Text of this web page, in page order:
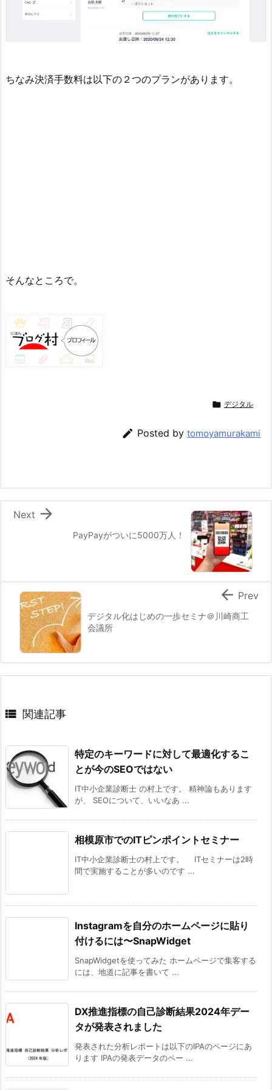
ちなみ決済手数料は以下の２つのプランがあります。
そんなところで。
 デジタル
 Posted by tomoyamurakami
PayPayがついに5000万人！

Next
デジタル化はじめの一歩セミナ＠川崎商工
会議所
 Prev
 関連記事
特定のキーワードに対して最適化するこ
とが今のSEOではない
IT中小企業診断士 の村上です。 精神論もあります
が、 SEOについて、いいなあ ...
相模原市でのITピンポイントセミナー
IT中小企業診断士の村上です。 ITセミナーは2時
間で実施することが多いのです ...
Instagramを自分のホームページに貼り
付けるには〜SnapWidget
SnapWidgetを使ってみた ホームページで集客する
には、地道に記事を書いて ...
DX推進指標の自己診断結果2024年デー
タが発表されました
発表された分析レポートは以下のIPAのページにあ
ります IPAの発表データのペー ...